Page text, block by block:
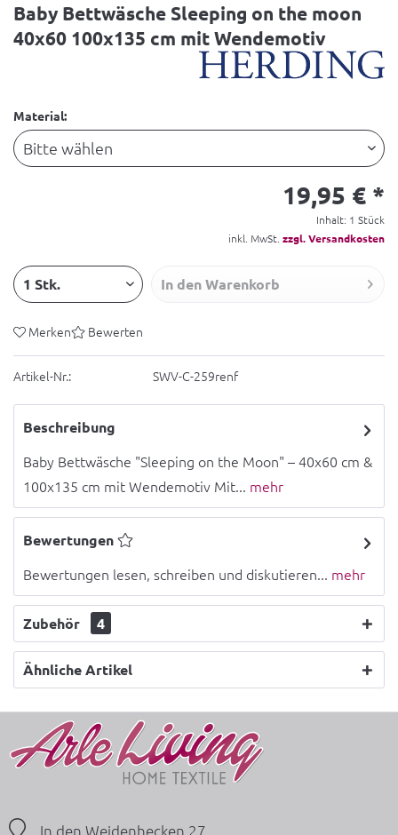
Baby Bettwäsche Sleeping on the moon
40x60 100x135 cm mit Wendemotiv
Material:
19,95 € *
Inhalt: 1 Stück
inkl. MwSt. zzgl. Versandkosten
In den Warenkorb
Merken Bewerten
Artikel-Nr.: SWV-C-259renf
Beschreibung
Baby Bettwäsche "Sleeping on the Moon" – 40x60 cm &
100x135 cm mit Wendemotiv Mit... mehr
Bewertungen
Bewertungen lesen, schreiben und diskutieren... mehr
Zubehör 4
Ähnliche Artikel
In den Weidenhecken 27